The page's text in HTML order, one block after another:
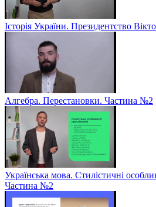
Історія України. Президентство
Алгебра. Перестановки. Частина №2
Українська мова. Стилістичні
Частина №2